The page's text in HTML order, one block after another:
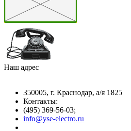
Наш адрес
350005, г. Краснодар, а/я 1825
Контакты: ­
(495) 369-56-03;
info@yse-electro.ru­